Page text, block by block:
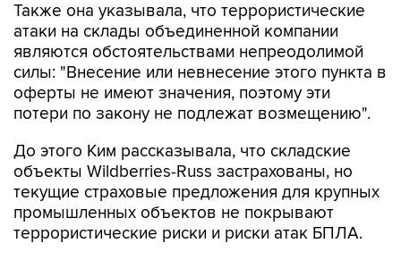
Также она указывала, что террористические
атаки на склады объединенной компании
являются обстоятельствами непреодолимой
силы: "Внесение или невнесение этого пункта в
оферты не имеют значения, поэтому эти
потери по закону не подлежат возмещению".
До этого Ким рассказывала, что складские
объекты Wildberries-Russ застрахованы, но
текущие страховые предложения для крупных
промышленных объектов не покрывают
террористические риски и риски атак БПЛА.